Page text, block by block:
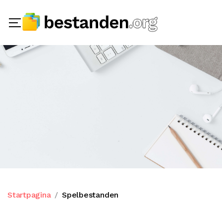
Startpagina
Spelbestanden